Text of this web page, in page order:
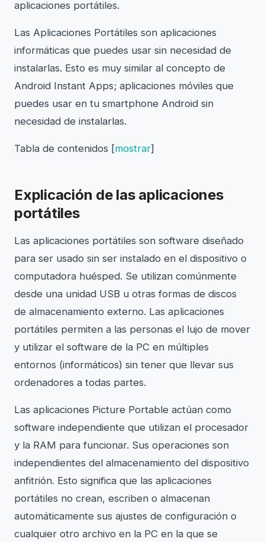
aplicaciones portátiles.
Las Aplicaciones Portátiles son aplicaciones
informáticas que puedes usar sin necesidad de
instalarlas. Esto es muy similar al concepto de
Android Instant Apps; aplicaciones móviles que
puedes usar en tu smartphone Android sin
necesidad de instalarlas.
Tabla de contenidos [mostrar]
Explicación de las aplicaciones
portátiles
Las aplicaciones portátiles son software diseñado
para ser usado sin ser instalado en el dispositivo o
computadora huésped. Se utilizan comúnmente
desde una unidad USB u otras formas de discos
de almacenamiento externo. Las aplicaciones
portátiles permiten a las personas el lujo de mover
y utilizar el software de la PC en múltiples
entornos (informáticos) sin tener que llevar sus
ordenadores a todas partes.
Las aplicaciones Picture Portable actúan como
software independiente que utilizan el procesador
y la RAM para funcionar. Sus operaciones son
independientes del almacenamiento del dispositivo
anfitrión. Esto significa que las aplicaciones
portátiles no crean, escriben o almacenan
automáticamente sus ajustes de configuración o
cualquier otro archivo en la PC en la que se